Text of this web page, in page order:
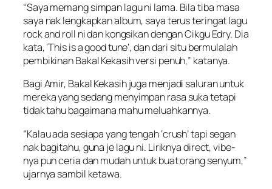
“Saya memang simpan lagu ni lama. Bila tiba masa
saya nak lengkapkan album, saya terus teringat lagu
rock and roll ni dan kongsikan dengan Cikgu Edry. Dia
kata, ‘This is a good tune’, dan dari situ bermulalah
pembikinan Bakal Kekasih versi penuh,” katanya.
Bagi Amir, Bakal Kekasihjuga menjadi saluran untuk
mereka yang sedang menyimpan rasa suka tetapi
tidak tahu bagaimana mahu meluahkannya.
“Kalau ada sesiapa yang tengah ‘crush’ tapi segan
nak bagitahu, guna je lagu ni. Liriknya direct, vibe-
nya pun ceria dan mudah untuk buat orang senyum,”
ujarnya sambil ketawa.